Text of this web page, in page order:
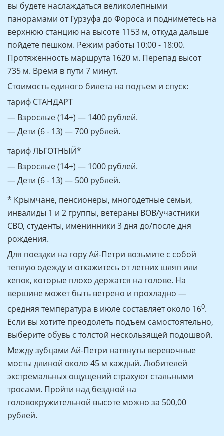
Цены на экскурсии в 2026 годy
Любители прогулок могут совершить пешеходное
восхождение. Но лучше воспользоваться канатной
дорогой «Сосновый Бор — Ай-Петри» и отправиться
в захватывающую дух поездку, которая подарит
незабываемые ощущения. На протяжении 7 минут
вы будете наслаждаться великолепными
панорамами от Гурзуфа до Фороса и подниметесь на
верхнюю станцию на высоте 1153 м, откуда дальше
пойдете пешком. Режим работы 10:00 - 18:00.
Протяженность маршрута 1620 м. Перепад высот
735 м. Время в пути 7 минут.
Стоимость единого билета на подъем и спуск:
тариф СТАНДАРТ
— Взрослые (14+) — 1400 рублей.
— Дети (6 - 13) — 700 рублей.
тариф ЛЬГОТНЫЙ*
— Взрослые (14+) — 1000 рублей.
— Дети (6 - 13) — 500 рублей.
* Крымчане, пенсионеры, многодетные семьи,
инвалиды 1 и 2 группы, ветераны ВОВ/участники
СВО, студенты, именинники 3 дня до/после дня
рождения.
Для поездки на гору Ай-Петри возьмите с собой
теплую одежду и откажитесь от летних шляп или
кепок, которые плохо держатся на голове. На
вершине может быть ветрено и прохладно —